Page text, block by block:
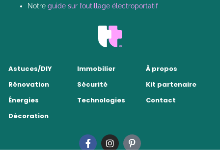
Notre guide sur l’outillage électroportatif
Astuces/DIY
Rénovation
Énergies
Décoration
Immobilier
Sécurité
Technologies
À propos
Kit partenaire
Contact